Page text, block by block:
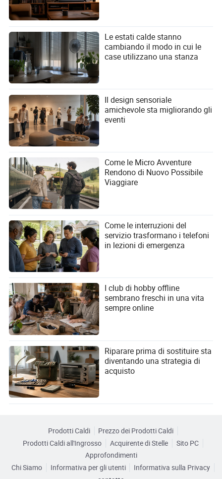
Le estati calde stanno
cambiando il modo in cui le
case utilizzano una stanza
Il design sensoriale
amichevole sta migliorando gli
eventi
Come le Micro Avventure
Rendono di Nuovo Possibile
Viaggiare
Come le interruzioni del
servizio trasformano i telefoni
in lezioni di emergenza
I club di hobby offline
sembrano freschi in una vita
sempre online
Riparare prima di sostituire sta
diventando una strategia di
acquisto
Prodotti Caldi
Prezzo dei Prodotti Caldi
Prodotti Caldi all'Ingrosso
Acquirente di Stelle
Sito PC
Approfondimenti
Chi Siamo
Informativa per gli utenti
Informativa sulla Privacy